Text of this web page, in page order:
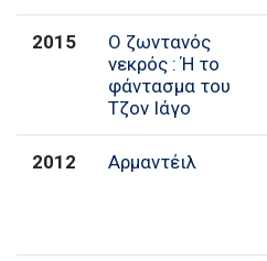
2015
Ο ζωντανός
νεκρός : Ή το
φάντασμα του
Τζον Ιάγο
2012 Αρμαντέιλ